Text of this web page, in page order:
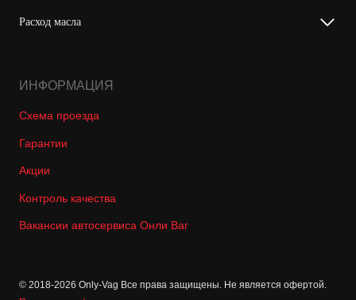
Расход масла
ИНФОРМАЦИЯ
Схема проезда
Гарантии
Акции
Контроль качества
Вакансии автосервиса Онли Ваг
© 2018-2026 Only-Vag Все права защищены. Не является офертой.